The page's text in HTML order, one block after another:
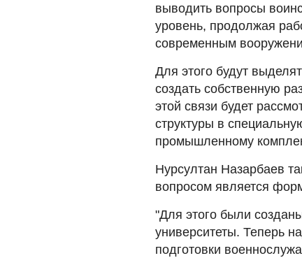
выводить вопросы
уровень, продолжая
современным
Для этого будут
создать собственную
этой связи будет
структуры в
промышленному
Нурсултан Назарбаев
вопросом является
"Для этого были
университеты. Теперь
подготовки